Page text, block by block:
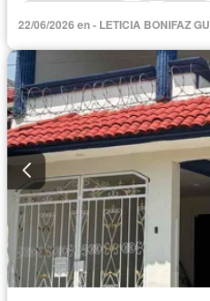
22/06/2026 en - LETICIA BONIFAZ